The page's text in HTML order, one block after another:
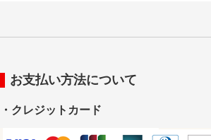
お支払い方法について
・クレジットカード